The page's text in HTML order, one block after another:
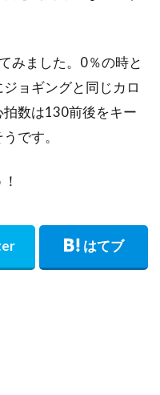
みました。0％の時と
ョギングと同じカロ
数は130前後をキー
です。